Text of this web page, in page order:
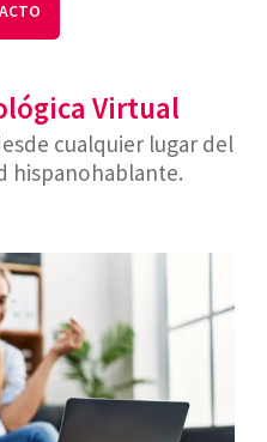
Virtual
cualquier lugar del
hispanohablante.